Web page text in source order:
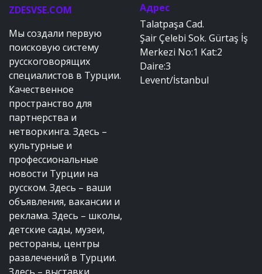
ZDESVSE.COM
Мы создали первую
поисковую систему
русскоговорящих
специалистов в Турции.
Качественное
пространство для
партнерства и
нетворкинга. Здесь –
культурные и
профессиональные
новости Турции на
русском. Здесь – ваши
объявления, вакансии и
реклама. Здесь – школы,
детские сады, музеи,
рестораны, центры
развлечений в Турции.
Адрес
Talatpaşa Cad.
Şair Çelebi Sok. Gürtaş İş
Merkezi No:1 Kat:2
Daire:3
Levent/İstanbul